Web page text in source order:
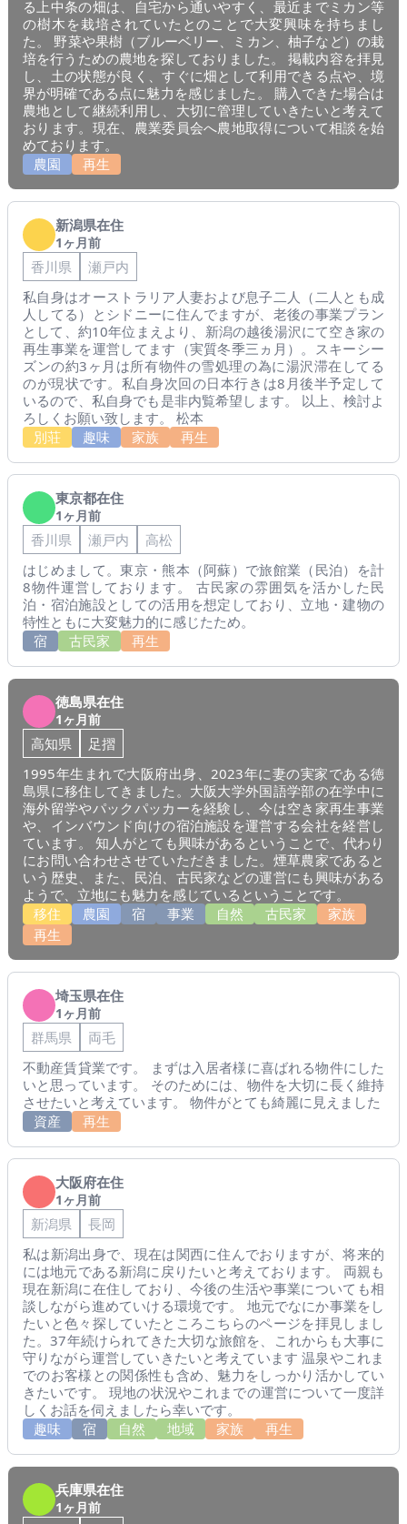
る上中条の畑は、自宅から通いやすく、最近までミカン等
の樹木を栽培されていたとのことで大変興味を持ちまし
た。 野菜や果樹（ブルーベリー、ミカン、柚子など）の栽
培を行うための農地を探しておりました。 掲載内容を拝見
し、土の状態が良く、すぐに畑として利用できる点や、境
界が明確である点に魅力を感じました。 購入できた場合は
農地として継続利用し、大切に管理していきたいと考えて
おります。現在、農業委員会へ農地取得について相談を始
めております。
農園
再生
新潟県在住
1ヶ月前
香川県
瀬戸内
私自身はオーストラリア人妻および息子二人（二人とも成
人してる）とシドニーに住んでますが、老後の事業プラン
として、約10年位まえより、新潟の越後湯沢にて空き家の
再生事業を運営してます（実質冬季三ヵ月）。スキーシー
ズンの約3ヶ月は所有物件の雪処理の為に湯沢滞在してる
のが現状です。私自身次回の日本行きは8月後半予定して
いるので、私自身でも是非内覧希望します。 以上、検討よ
ろしくお願い致します。 松本
別荘
趣味 家族 再生
東京都在住
1ヶ月前
香川県 瀬戸内
高松
はじめまして。東京・熊本（阿蘇）で旅館業（民泊）を計
8物件運営しております。 古民家の雰囲気を活かした民
泊・宿泊施設としての活用を想定しており、立地・建物の
特性ともに大変魅力的に感じたため。
宿
古民家 再生
徳島県在住
1ヶ月前
高知県
足摺
1995年生まれで大阪府出身、2023年に妻の実家である徳
島県に移住してきました。大阪大学外国語学部の在学中に
海外留学やパックパッカーを経験し、今は空き家再生事業
や、インバウンド向けの宿泊施設を運営する会社を経営し
ています。 知人がとても興味があるということで、代わり
にお問い合わせさせていただきました。煙草農家であると
いう歴史、また、民泊、古民家などの運営にも興味がある
ようで、立地にも魅力を感じているということです。
移住
農園 宿 事業 自然 古民家
家族
再生
埼玉県在住
1ヶ月前
群馬県
両毛
不動産賃貸業です。 まずは入居者様に喜ばれる物件にした
いと思っています。 そのためには、物件を大切に長く維持
させたいと考えています。 物件がとても綺麗に見えました
資産
再生
大阪府在住
1ヶ月前
新潟県
長岡
私は新潟出身で、現在は関西に住んでおりますが、将来的
には地元である新潟に戻りたいと考えております。 両親も
現在新潟に在住しており、今後の生活や事業についても相
談しながら進めていける環境です。 地元でなにか事業をし
たいと色々探していたところこちらのページを拝見しまし
た。37年続けられてきた大切な旅館を、これからも大事に
守りながら運営していきたいと考えています 温泉やこれま
でのお客様との関係性も含め、魅力をしっかり活かしてい
きたいです。 現地の状況やこれまでの運営について一度詳
しくお話を伺えましたら幸いです。
趣味
宿 自然 地域 家族 再生
兵庫県在住
1ヶ月前